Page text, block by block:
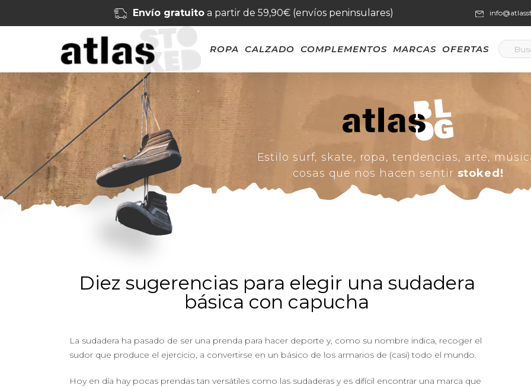
Envío gratuitoa partir de 59,90€ (envíos peninsulares)
ROPA CALZADO COMPLEMENTOS MARCAS OFERTAS
Estilo surf, skate, ropa, tendencias, arte,
cosas que nos hacen sentir stoked!
Diez sugerencias para elegir una sudadera
básica con capucha
La sudadera ha pasado de ser una prenda para hacer deporte y, como su nombre indica, recoger el
sudor que produce el ejercicio, a convertirse en un básico de los armarios de (casi) todo el mundo.
Hoy en día hay pocas prendas tan versátiles como las sudaderas y es difícil encontrar una marca que